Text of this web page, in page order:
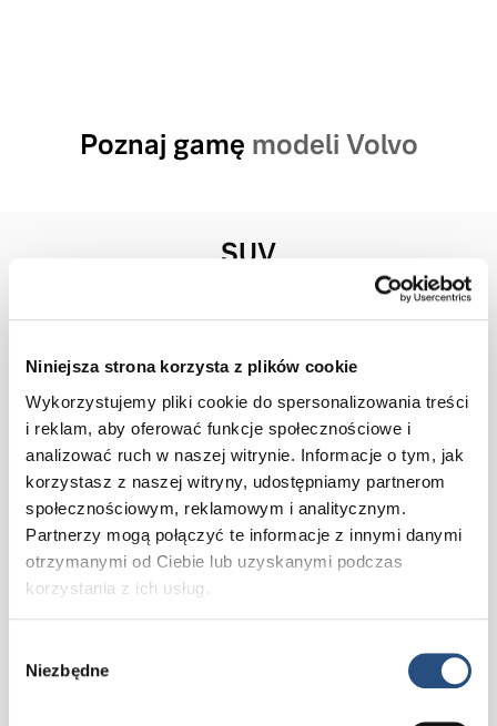
Niniejsza strona korzysta z plików cookie
Wykorzystujemy pliki cookie do spersonalizowania treści
i reklam, aby oferować funkcje społecznościowe i
analizować ruch w naszej witrynie. Informacje o tym, jak
korzystasz z naszej witryny, udostępniamy partnerom
społecznościowym, reklamowym i analitycznym.
Partnerzy mogą połączyć te informacje z innymi danymi
otrzymanymi od Ciebie lub uzyskanymi podczas
korzystania z ich usług.
zgody
Niezbędne
Poznaj gamę modeli Volvo
SUV
XC90 Mild-Hybrid